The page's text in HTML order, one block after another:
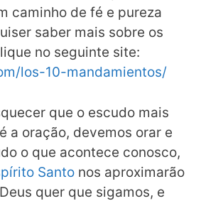
caminho de fé e pureza
saber mais sobre os
no seguinte site:
los-10-mandamientos/
que o escudo mais
a oração, devemos orar e
o que acontece conosco,
Santo nos aproximarão
quer que sigamos, e